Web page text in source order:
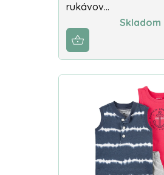
rukávov…
Skladom